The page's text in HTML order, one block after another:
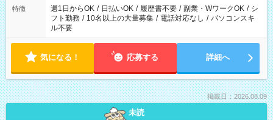
ください！
特徴 週1日からOK / 日払いOK / 履歴書不要 / 副業・WワークOK / シ
フト勤務 / 10名以上の大量募集 / 電話対応なし / パソコンスキ
ル不要
気になる！ 応募する 詳細へ
掲載日：2026.08.09
未読